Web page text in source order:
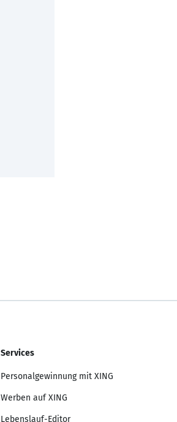
Services
Personalgewinnung mit XING
Werben auf XING
Lebenslauf-Editor